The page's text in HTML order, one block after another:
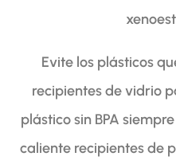
Evite los plásticos
recipientes de vidrio
plástico sin BPA
caliente recipientes de